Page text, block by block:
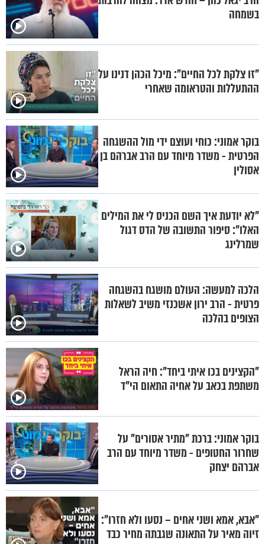
בשמחה
"זו צלקת לכל החיים": מיכל הכהן דנינו על
ההתעללות והטראומה שאחרי
בוקר אמוני: כוחי ועוצם ידי מול ההשגחה
הפרטית - משדר מיוחד עם הרב אברהם בן
אסולין
"לא יודעת איך השם הכניס לי את המילים
האלו": סיפור התשובה של הדס דגול
שמרלינג
הלכה למעשה: העולם מושגח בהשגחה
פרטית - הרב ירון אשכנזי משיב לשאלות
הצופים בהלכה
"הקצינים בכו איתי ביחד": חיה הראל
משתפת בכאב על אחיה התאום הי"ד
בוקר אמוני: ברכת "מתיר אסורים" על
שחרור החטופים - משדר מיוחד עם הרב
אברהם יצחק
"אבא, אמא ושני אחים – נסעו ולא חזרו":
זיוה מאיר על התאונה שגבתה מחיר כבד